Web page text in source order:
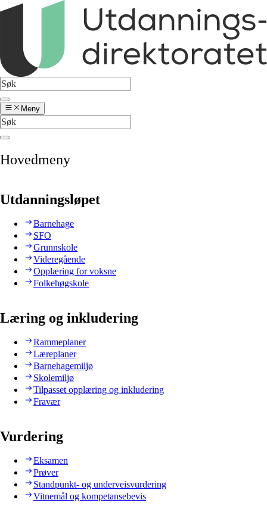
Meny
Hovedmeny
Utdanningsløpet
Barnehage
SFO
Grunnskole
Videregående
Opplæring for voksne
Folkehøgskole
Læring og inkludering
Rammeplaner
Læreplaner
Barnehagemiljø
Skolemiljø
Tilpasset opplæring og inkludering
Fravær
Vurdering
Eksamen
Prøver
Standpunkt- og underveisvurdering
Vitnemål og kompetansebevis